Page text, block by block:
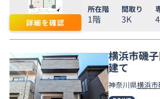
詳細を確認
所在階
1階
間取り
3K
横浜市磯
建て
神奈川県横浜市